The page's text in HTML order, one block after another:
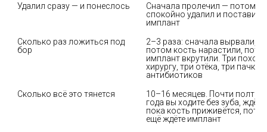
Удалил сразу — и понеслось
Сначала пролечил — потом
спокойно удалил и поставил
имплант
Сколько раз ложиться под
бор
2–3 раза: сначала вырвали,
потом кость нарастили,
имплант вкрутили. Три похода
хирургу, три отёка, три пачки
антибиотиков
Сколько всё это тянется
10–16 месяцев. Почти
года вы ходите без зуба, ждёте,
пока кость приживётся,
ещё ждёте имплант